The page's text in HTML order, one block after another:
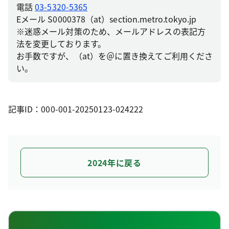
電話03-5320-5365
Eメール S0000378（at）section.metro.tokyo.jp
※迷惑メール対策のため、メールアドレスの表記方
法を変更しております。
お手数ですが、（at）を＠に置き換えてご利用くださ
い。
記事ID：000-001-20250123-024222
2024年に戻る